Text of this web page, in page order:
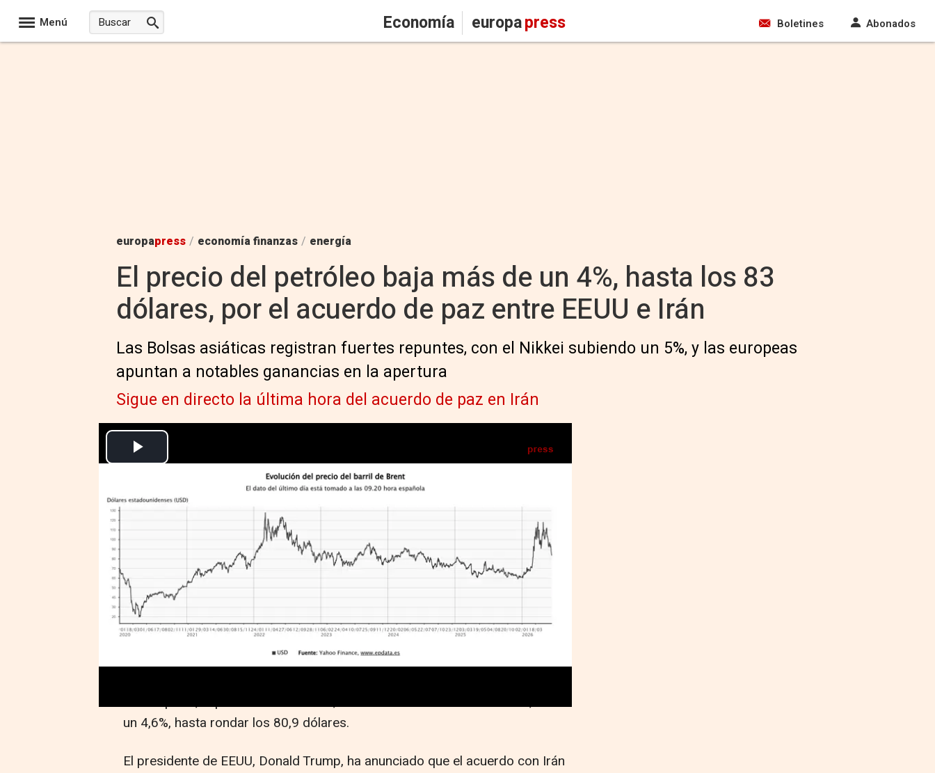
Menú Economía europapress Boletines Abonados
europapress / economía finanzas / energía
El precio del petróleo baja más de un 4%, hasta los 83
dólares, por el acuerdo de paz entre EEUU e Irán
Las Bolsas asiáticas registran fuertes repuntes, con el Nikkei subiendo un 5%, y las europeas
apuntan a notables ganancias en la apertura
Sigue en directo la última hora del acuerdo de paz en Irán
Europa Press Economía Finanzas
Abrir opciones para compartir
IA Seguir en
MADRID, 15 Jun. (EUROPA PRESS) -
El precio del petróleo Brent, de referencia en Europa, se desplomaba más
de un 4% antes de la apertura de las Bolsas europeas, hasta los 83,7
dólares por barril, mínimo de dos meses, después de anunciarse un
acuerdo de paz entre Estados Unidos (EEUU) e Irán para poner fin a la
guerra y reabrir el estrecho de Ormuz, enclave estratégico para la
circulación del petróleo y el gas mundial.
Por su parte, el precio del barril WTI, de referencia en Estados Unidos, caían
un 4,6%, hasta rondar los 80,9 dólares.
El presidente de EEUU, Donald Trump, ha anunciado que el acuerdo con Irán